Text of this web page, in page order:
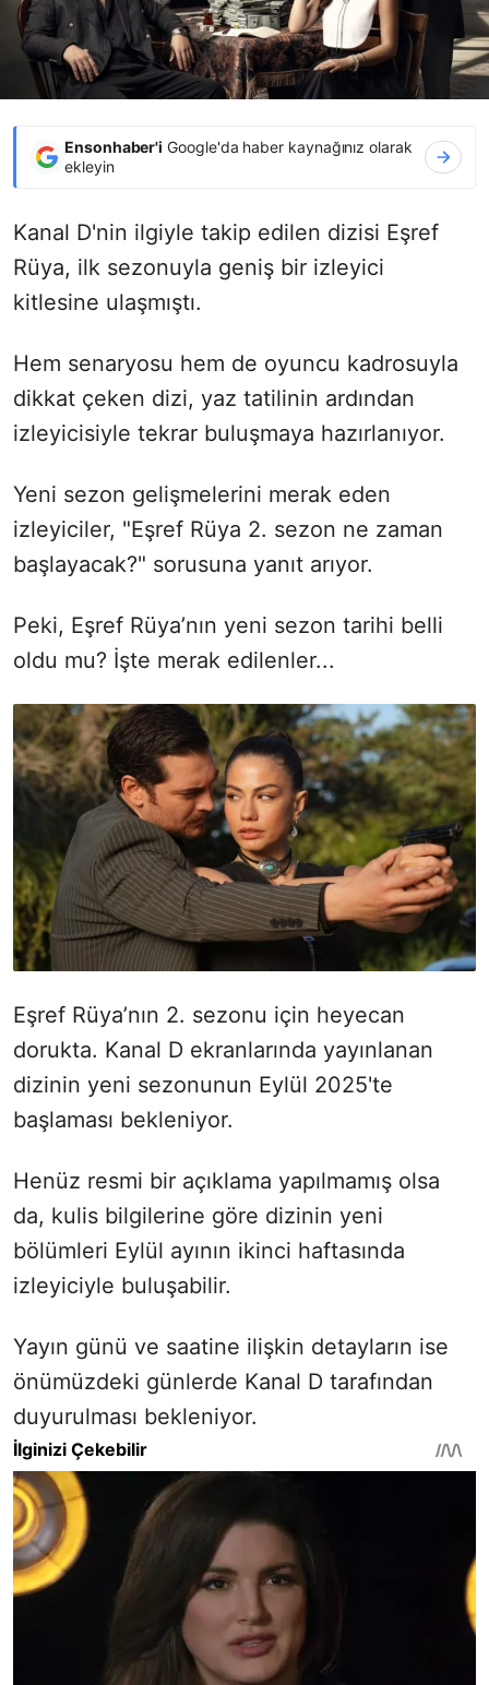
Ensonhaber'i Google'da haber kaynağınız olarak
ekleyin
Kanal D'nin ilgiyle takip edilen dizisi Eşref
Rüya, ilk sezonuyla geniş bir izleyici
kitlesine ulaşmıştı.
Hem senaryosu hem de oyuncu kadrosuyla
dikkat çeken dizi, yaz tatilinin ardından
izleyicisiyle tekrar buluşmaya hazırlanıyor.
Yeni sezon gelişmelerini merak eden
izleyiciler, "Eşref Rüya 2. sezon ne zaman
başlayacak?" sorusuna yanıt arıyor.
Peki, Eşref Rüya’nın yeni sezon tarihi belli
oldu mu? İşte merak edilenler...
Eşref Rüya’nın 2. sezonu için heyecan
dorukta. Kanal D ekranlarında yayınlanan
dizinin yeni sezonunun Eylül 2025'te
başlaması bekleniyor.
Henüz resmi bir açıklama yapılmamış olsa
da, kulis bilgilerine göre dizinin yeni
bölümleri Eylül ayının ikinci haftasında
izleyiciyle buluşabilir.
Yayın günü ve saatine ilişkin detayların ise
önümüzdeki günlerde Kanal D tarafından
duyurulması bekleniyor.